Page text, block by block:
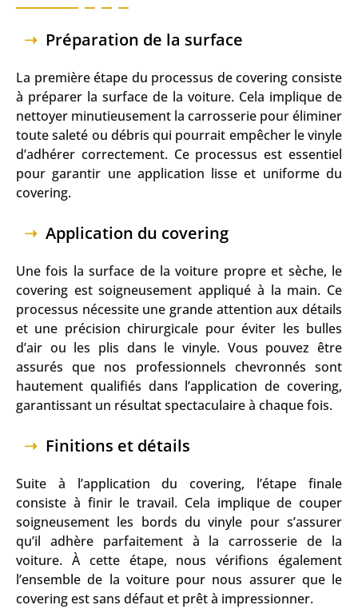
Préparation de la surface
La première étape du processus de covering consiste
à préparer la surface de la voiture. Cela implique de
nettoyer minutieusement la carrosserie pour éliminer
toute saleté ou débris qui pourrait empêcher le vinyle
d’adhérer correctement. Ce processus est essentiel
pour garantir une application lisse et uniforme du
covering.
Application du covering
Une fois la surface de la voiture propre et sèche, le
covering est soigneusement appliqué à la main. Ce
processus nécessite une grande attention aux détails
et une précision chirurgicale pour éviter les bulles
d’air ou les plis dans le vinyle. Vous pouvez être
assurés que nos professionnels chevronnés sont
hautement qualifiés dans l’application de covering,
garantissant un résultat spectaculaire à chaque fois.
Finitions et détails
Suite à l’application du covering, l’étape finale
consiste à finir le travail. Cela implique de couper
soigneusement les bords du vinyle pour s’assurer
qu’il adhère parfaitement à la carrosserie de la
voiture. À cette étape, nous vérifions également
l’ensemble de la voiture pour nous assurer que le
covering est sans défaut et prêt à impressionner.